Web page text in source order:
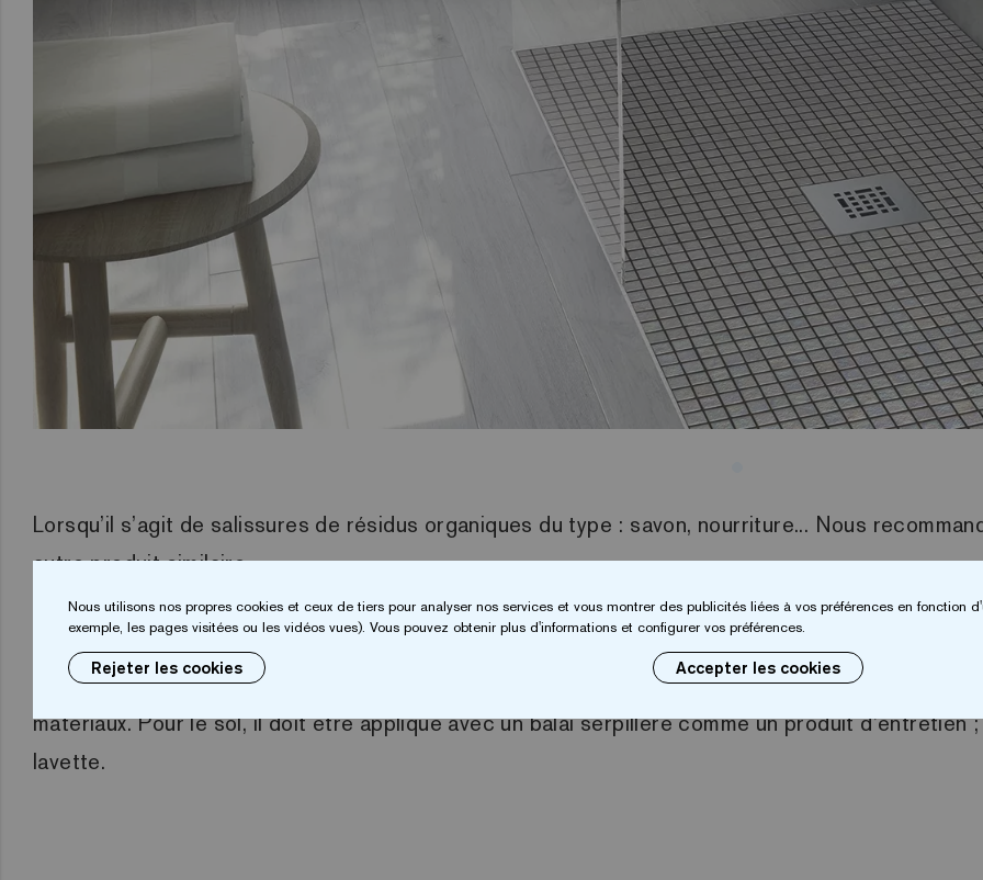
Lorsqu’il s’agit de salissures de résidus organiques du type : savon, nourriture... Nous
autre produit similaire.
Pour les bacs à douche, il est recommandé de réaliser un nettoyage avec ce produit tous les 4
Pour un nettoyage quotidien de la
, nous recommandons Fila
matériaux. Pour le sol, il doit être appliqué avec un balai serpillère comme un produit d’entretien
lavette.
Nous utilisons nos propres cookies et ceux de tiers pour analyser nos services et vous montrer des publicités liées à vos préférences en fonction
exemple, les pages visitées ou les vidéos vues). Vous pouvez obtenir plus d'informations et configurer vos préférences.
Rejeter les cookies Accepter les cookies